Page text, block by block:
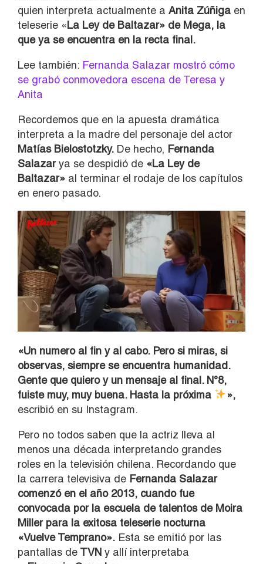
quien interpreta actualmente a Anita Zúñiga en
teleserie «La Ley de Baltazar» de Mega, la
que ya se encuentra en la recta final.
Lee también: Fernanda Salazar mostró cómo
se grabó conmovedora escena de Teresa y
Anita
Recordemos que en la apuesta dramática
interpreta a la madre del personaje del actor
Matías Bielostotzky. De hecho, Fernanda
Salazarya se despidió de «La Ley de
Baltazar» al terminar el rodaje de los capítulos
en enero pasado.
«Un numero al fin y al cabo. Pero si miras, si
observas, siempre se encuentra humanidad.
Gente que quiero y un mensaje al final. N°8,
fuiste muy, muy buena. Hasta la próxima
»,
escribió en su Instagram.
Pero no todos saben que la actriz lleva al
menos una década interpretando grandes
roles en la televisión chilena. Recordando que
la carrera televisiva de Fernanda Salazar
comenzó en el año 2013, cuando fue
convocada por la escuela de talentos de Moira
Miller para la exitosa teleserie nocturna
«Vuelve Temprano». Esta se emitió por las
pantallas de TVN y allí interpretaba